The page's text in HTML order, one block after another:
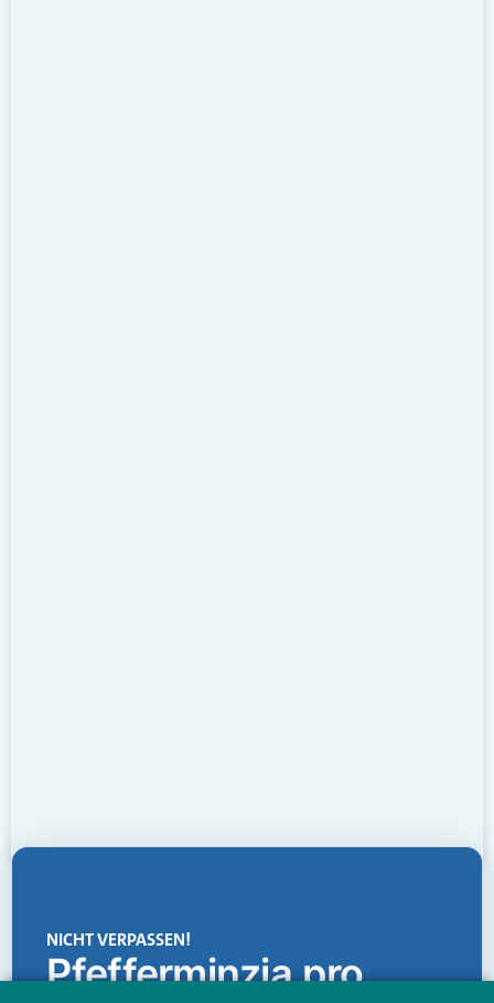
NICHT VERPASSEN!
Pfefferminzia.pro